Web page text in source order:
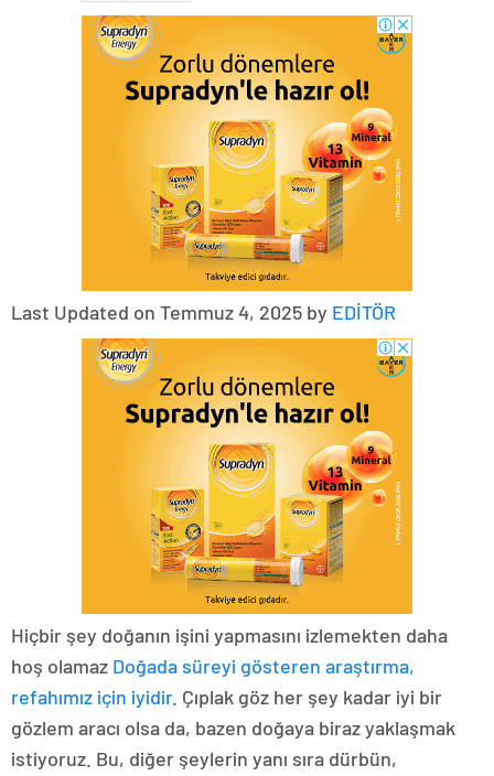
Last Updated on Temmuz 4, 2025 by EDİTÖR
Hiçbir şey doğanın işini yapmasını izlemekten daha
hoş olamaz Doğada süreyi gösteren araştırma,
refahımız için iyidir. Çıplak göz her şey kadar iyi bir
gözlem aracı olsa da, bazen doğaya biraz yaklaşmak
istiyoruz. Bu, diğer şeylerin yanı sıra dürbün,